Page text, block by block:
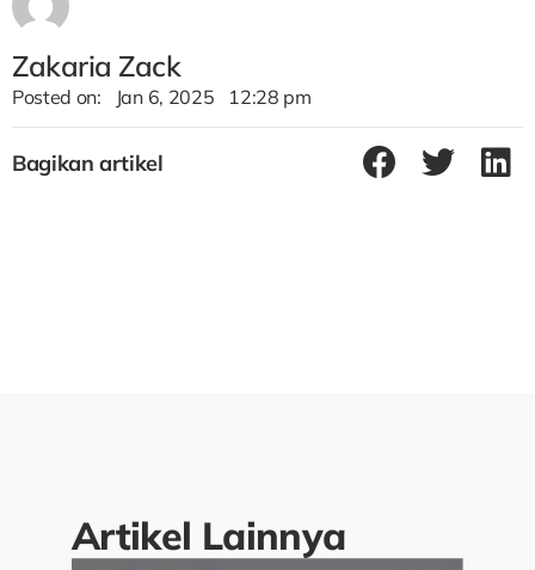
Zakaria Zack
Posted on: Jan 6, 2025 12:28 pm
Bagikan artikel
Artikel Lainnya